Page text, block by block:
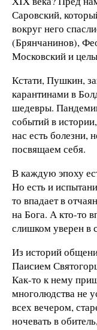
Саровский,
вокруг него
(Брянчанинов),
Московский и
Кстати, Пушкин,
карантинами в
шедевры.
событий в
нас есть болезни,
посвящаем себя.
В каждую эпоху
Но есть и
то впадает в
на Бога. А кто-то
слишком уверен в
Из историй
Паисием
Как-то к нему
многолюдства не
всех вечером,
ночевать в